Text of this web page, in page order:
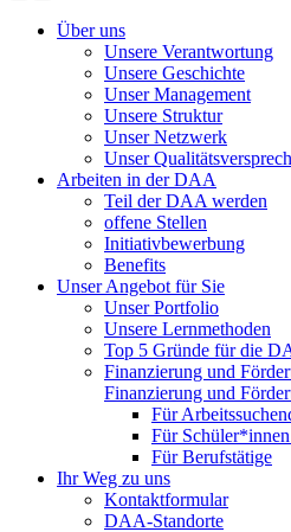
Über uns
Unsere Verantwortung
Unsere Geschichte
Unser Management
Unsere Struktur
Unser Netzwerk
Unser
Arbeiten in der DAA
Teil der DAA werden
offene Stellen
Initiativbewerbung
Benefits
Unser Angebot für Sie
Unser Portfolio
Unsere Lernmethoden
Top 5 Gründe für die
Finanzierung und
Finanzierung und
Für
Für
Für Berufstätige
Ihr Weg zu uns
Kontaktformular
DAA-Standorte